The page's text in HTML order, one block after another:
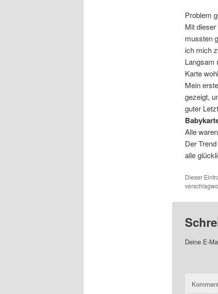
Problem
Mit
mussten
ich mich
Langsam
Karte
Mein
gezeigt,
guter
Alle
Der
alle
Dieser
Deine E-